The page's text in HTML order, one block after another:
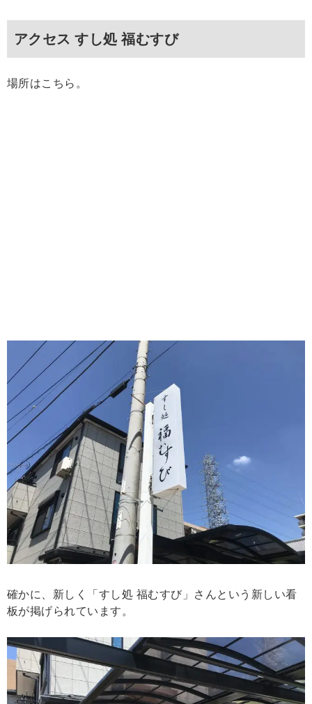
アクセス すし処 福むすび
場所はこちら。
確かに、新しく「すし処 福むすび」さんという新しい看
板が掲げられています。